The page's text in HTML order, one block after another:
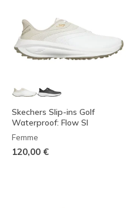
Skechers Slip-ins Golf
Waterproof: Flow SI
Femme
120,00 €